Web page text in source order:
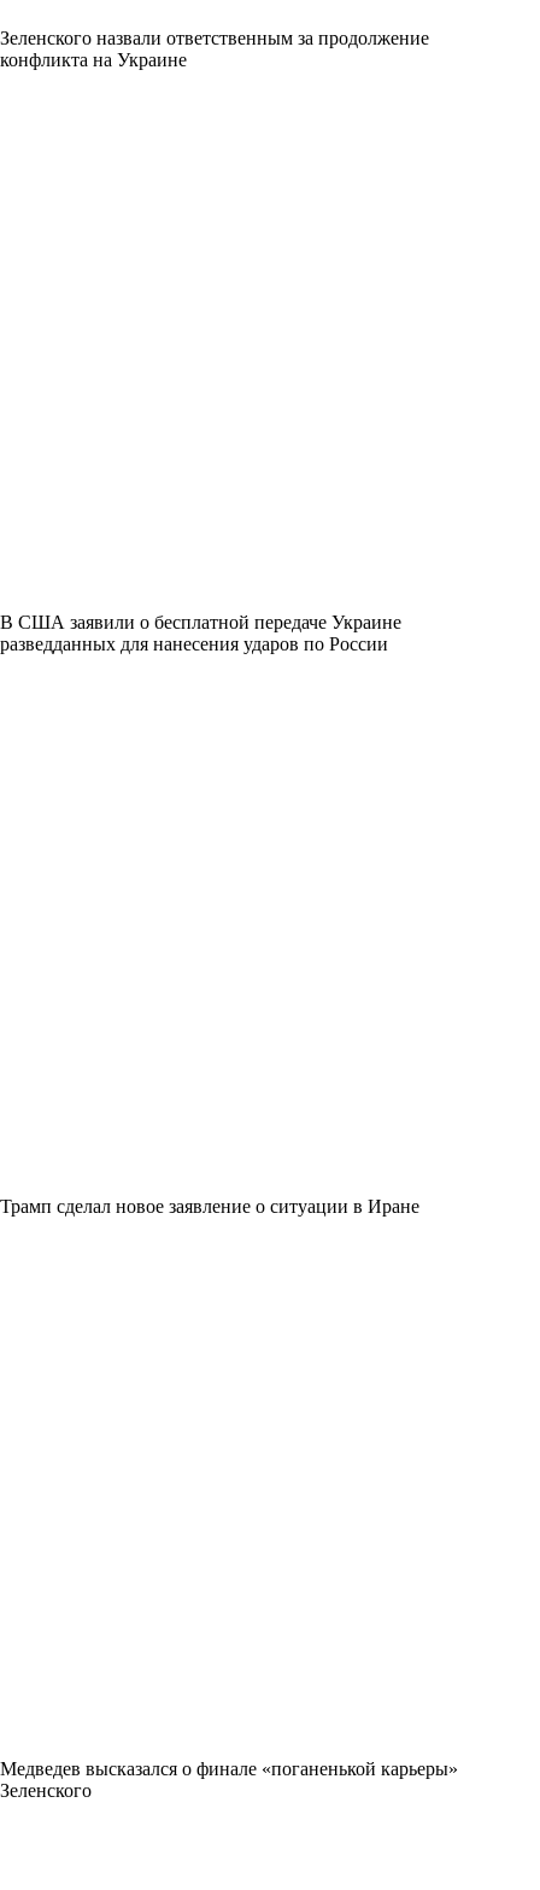
Зеленского назвали ответственным за продолжение
конфликта на Украине
В США заявили о бесплатной передаче Украине
разведданных для нанесения ударов по России
Трамп сделал новое заявление о ситуации в Иране
Медведев высказался о финале «поганенькой карьеры»
Зеленского